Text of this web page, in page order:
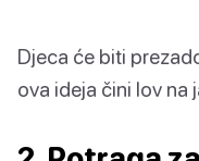
Djeca će biti
ova ideja čini lov na